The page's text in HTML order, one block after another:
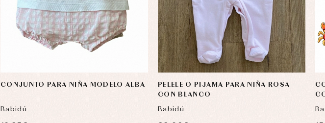
CONJUNTO PARA NIÑA MODELO ALBA
Babidú
PELELE O PIJAMA PARA NIÑA ROSA
CON BLANCO
Babidú